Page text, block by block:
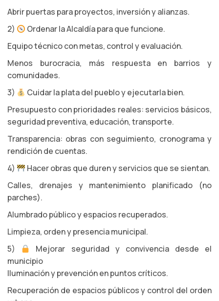
Abrir puertas para proyectos, inversión y alianzas.
2)
Ordenar la Alcaldía para que funcione.
Equipo técnico con metas, control y evaluación.
Menos burocracia, más respuesta en barrios y
comunidades.
3)
Cuidar la plata del pueblo y ejecutarla bien.
Presupuesto con prioridades reales: servicios básicos,
seguridad preventiva, educación, transporte.
Transparencia: obras con seguimiento, cronograma y
rendición de cuentas.
4)
Hacer obras que duren y servicios que se sientan.
Calles, drenajes y mantenimiento planificado (no
parches).
Alumbrado público y espacios recuperados.
Limpieza, orden y presencia municipal.
5)
Mejorar seguridad y convivencia desde el
municipio
Iluminación y prevención en puntos críticos.
Recuperación de espacios públicos y control del orden